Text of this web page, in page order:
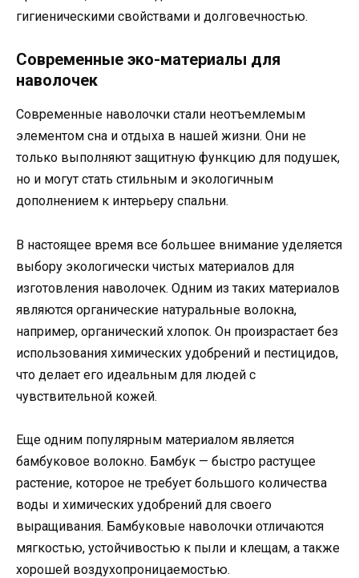
гигиеническими свойствами и долговечностью.
Современные эко-материалы для
наволочек
Современные наволочки стали неотъемлемым
элементом сна и отдыха в нашей жизни. Они не
только выполняют защитную функцию для подушек,
но и могут стать стильным и экологичным
дополнением к интерьеру спальни.
В настоящее время все большее внимание уделяется
выбору экологически чистых материалов для
изготовления наволочек. Одним из таких материалов
являются органические натуральные волокна,
например, органический хлопок. Он произрастает без
использования химических удобрений и пестицидов,
что делает его идеальным для людей с
чувствительной кожей.
Еще одним популярным материалом является
бамбуковое волокно. Бамбук — быстро растущее
растение, которое не требует большого количества
воды и химических удобрений для своего
выращивания. Бамбуковые наволочки отличаются
мягкостью, устойчивостью к пыли и клещам, а также
хорошей воздухопроницаемостью.